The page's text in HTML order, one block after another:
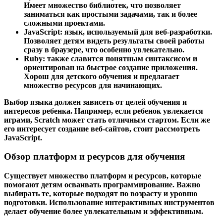
Имеет множество библиотек, что позволяет
заниматься как простыми задачами, так и более
сложными проектами.
JavaScript: язык, используемый для веб-разработки.
Позволяет детям видеть результаты своей работы
сразу в браузере, что особенно увлекательно.
Ruby: также славится понятным синтаксисом и
ориентирован на быстрое создание приложения.
Хорош для детского обучения и предлагает
множество ресурсов для начинающих.
Выбор языка должен зависеть от целей обучения и
интересов ребенка. Например, если ребенок увлекается
играми, Scratch может стать отличным стартом. Если же
его интересует создание веб-сайтов, стоит рассмотреть
JavaScript.
Обзор платформ и ресурсов для обучения
Существует множество платформ и ресурсов, которые
помогают детям осваивать программирование. Важно
выбирать те, которые подходят по возрасту и уровню
подготовки. Использование интерактивных инструментов
делает обучение более увлекательным и эффективным.